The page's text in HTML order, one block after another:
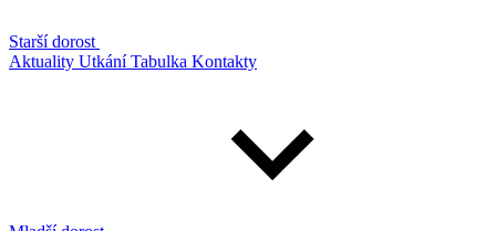
Starší dorost
Aktuality UtkáníTabulka Kontakty